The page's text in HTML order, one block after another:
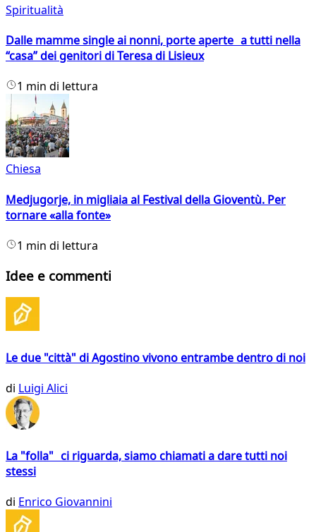
Spiritualità
Dalle mamme single ai nonni, porte aperte a tutti nella
“casa” dei genitori di Teresa di Lisieux
1 min di lettura
Chiesa
Medjugorje, in migliaia al Festival della Gioventù. Per
tornare «alla fonte»
1 min di lettura
Idee e commenti
Le due "città" di Agostino vivono entrambe dentro di noi
di Luigi Alici
La "folla" ci riguarda, siamo chiamati a dare tutti noi
stessi
di Enrico Giovannini